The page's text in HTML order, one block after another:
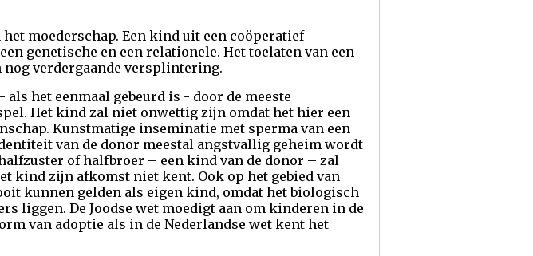
moederschap. Een kind uit een coöperatief
genetische en een relationele. Het toelaten van een
verdergaande versplintering.
het eenmaal gebeurd is - door de meeste
Het kind zal niet onwettig zijn omdat het hier een
Kunstmatige inseminatie met sperma van een
van de donor meestal angstvallig geheim wordt
of halfbroer – een kind van de donor – zal
kind zijn afkomst niet kent. Ook op het gebied van
kunnen gelden als eigen kind, omdat het biologisch
liggen. De Joodse wet moedigt aan om kinderen in de
van adoptie als in de Nederlandse wet kent het